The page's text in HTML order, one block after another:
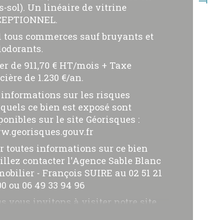
Valeurs
(m²)
sol). Un linéaire de vitrine
tous commerces sauf bruyants et
de 911,70 € HT/mois + Taxe
de 1.230 €/an.
informations sur les risques
ce bien est exposé sont
sur le site Géorisques :
toutes informations sur ce bien
contacter l'Agence Sable Blanc
- François SUIRE au 02 51 21
ou 06 49 33 94 96
vous invitons à visiter notre site